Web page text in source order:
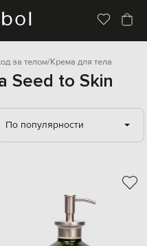
за телом Крема для тела
Seed to Skin
По популярности